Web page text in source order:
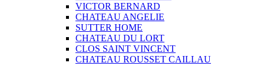
VICTOR BERNARD
CHATEAU ANGELIE
SUTTER HOME
CHATEAU DU LORT
CLOS SAINT VINCENT
CHATEAU ROUSSET CAILLAU